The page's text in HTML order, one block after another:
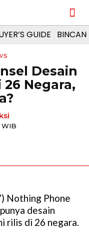
GUIDE
Desain
Negara,
WIB
Nothing Phone
desain
rilis di 26 negara.